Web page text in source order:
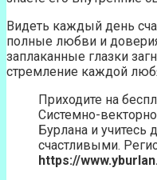
Видеть каждый день
полные любви и
заплаканные глазки
стремление каждой
Приходите на
Системно-
Бурлана и учитесь
счастливыми.
https://